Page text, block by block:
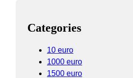
Categories
10 euro
1000 euro
1500 euro